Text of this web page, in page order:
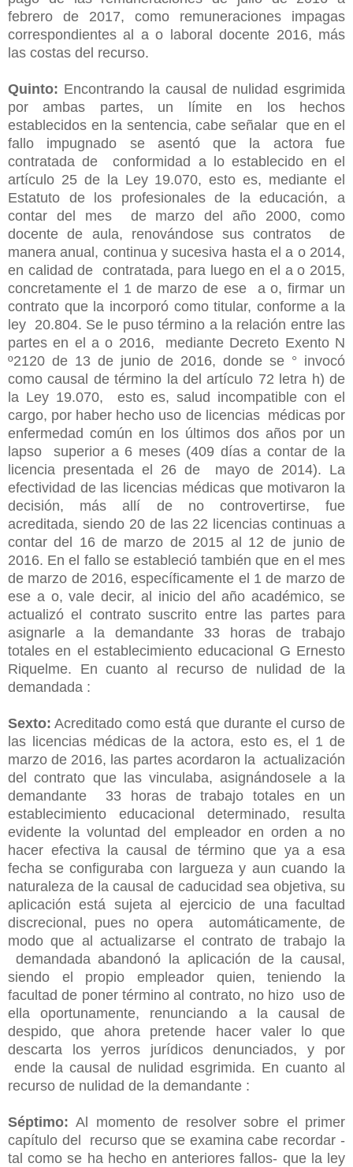
febrero de 2017, como remuneraciones impagas
correspondientes al a o laboral docente 2016, más
las costas del recurso.
Quinto: Encontrando la causal de nulidad esgrimida
por ambas partes, un límite en los hechos
establecidos en la sentencia, cabe señalar que en el
fallo impugnado se asentó que la actora fue
contratada de conformidad a lo establecido en el
artículo 25 de la Ley 19.070, esto es, mediante el
Estatuto de los profesionales de la educación, a
contar del mes de marzo del año 2000, como
docente de aula, renovándose sus contratos de
manera anual, continua y sucesiva hasta el a o 2014,
en calidad de contratada, para luego en el a o 2015,
concretamente el 1 de marzo de ese a o, firmar un
contrato que la incorporó como titular, conforme a la
ley 20.804. Se le puso término a la relación entre las
partes en el a o 2016, mediante Decreto Exento N
º2120 de 13 de junio de 2016, donde se ° invocó
como causal de término la del artículo 72 letra h) de
la Ley 19.070, esto es, salud incompatible con el
cargo, por haber hecho uso de licencias médicas por
enfermedad común en los últimos dos años por un
lapso superior a 6 meses (409 días a contar de la
licencia presentada el 26 de mayo de 2014). La
efectividad de las licencias médicas que motivaron la
decisión, más allí de no controvertirse, fue
acreditada, siendo 20 de las 22 licencias continuas a
contar del 16 de marzo de 2015 al 12 de junio de
2016. En el fallo se estableció también que en el mes
de marzo de 2016, específicamente el 1 de marzo de
ese a o, vale decir, al inicio del año académico, se
actualizó el contrato suscrito entre las partes para
asignarle a la demandante 33 horas de trabajo
totales en el establecimiento educacional G Ernesto
Riquelme. En cuanto al recurso de nulidad de la
demandada :
Sexto: Acreditado como está que durante el curso de
las licencias médicas de la actora, esto es, el 1 de
marzo de 2016, las partes acordaron la actualización
del contrato que las vinculaba, asignándosele a la
demandante 33 horas de trabajo totales en un
establecimiento educacional determinado, resulta
evidente la voluntad del empleador en orden a no
hacer efectiva la causal de término que ya a esa
fecha se configuraba con largueza y aun cuando la
naturaleza de la causal de caducidad sea objetiva, su
aplicación está sujeta al ejercicio de una facultad
discrecional, pues no opera automáticamente, de
modo que al actualizarse el contrato de trabajo la
demandada abandonó la aplicación de la causal,
siendo el propio empleador quien, teniendo la
facultad de poner término al contrato, no hizo uso de
ella oportunamente, renunciando a la causal de
despido, que ahora pretende hacer valer lo que
descarta los yerros jurídicos denunciados, y por
ende la causal de nulidad esgrimida. En cuanto al
recurso de nulidad de la demandante :
Séptimo:Al momento de resolver sobre el primer
capítulo del recurso que se examina cabe recordar -
tal como se ha hecho en anteriores fallos- que la ley